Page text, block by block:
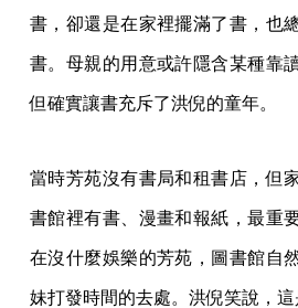
書，卻還是在家裡擺滿了書，也
書。母親的用意或許隱含某種靠
但確實讓書充斥了洪倪的童年。
當時芳苑沒有書局和租書店，但
書館裡有書、漫畫和報紙，最重
在沒什麼娛樂的芳苑，圖書館自
妹打發時間的去處。洪倪笑說，這